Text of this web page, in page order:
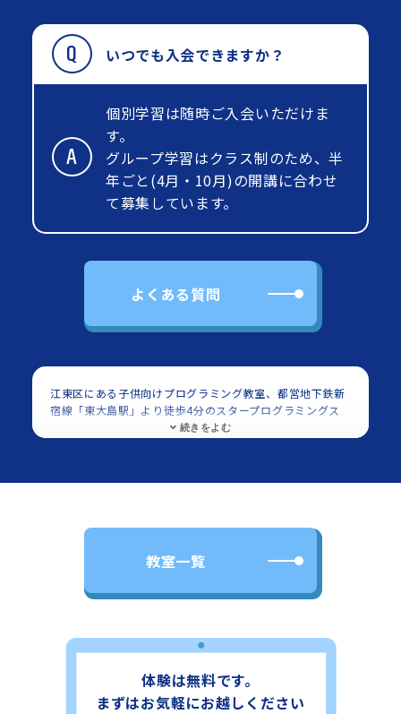
いつでも入会できますか？
個別学習は随時ご入会いただけま
す。
グループ学習はクラス制のため、半
年ごと(4月・10月)の開講に合わせ
て募集しています。
よくある質問
江東区にある子供向けプログラミング教室、都営地下鉄新
宿線「東大島駅」より徒歩4分のスタープログラミングス
クール イオン東大島教室の紹介ページです。対象は小学
に教室があります。都営地下鉄新宿線「東大島駅」より徒
では多くの子供に、プログラミング（Scratch）を習い事
ラミング教室としてご好評いただいております。教室の場
いただればと思います。教室の詳細ページでは、住所に加
教室に足をお運びになる場合にはぜひご覧ください。無料
体験も随時実施しておりますのでお気軽に都営地下鉄新宿
教室一覧
体験は無料です。
まずはお気軽にお越しください